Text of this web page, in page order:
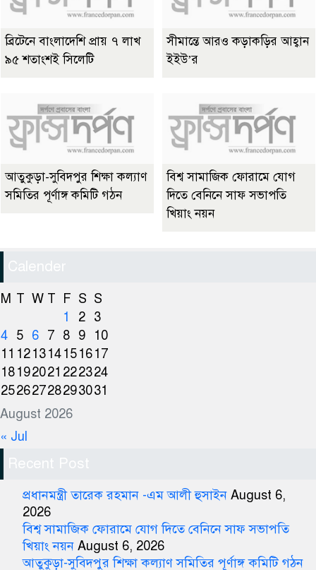
ব্রিটেনে বাংলাদেশি প্রায় ৭ লাখ
৯৫ শতাংশই সিলেটি
সীমান্তে আরও কড়াকড়ির আহ্বান
ইইউ’র
আতুকুড়া-সুবিদপুর শিক্ষা কল্যাণ
সমিতির পূর্ণাঙ্গ কমিটি গঠন
বিশ্ব সামাজিক ফোরামে যোগ
দিতে বেনিনে সাফ সভাপতি
খিয়াং নয়ন
Calender
August 2026
M T W T F S S
1
2 3
4 5 6 7 8 9
10
11 121314151617
18192021 222324
25262728293031
« Jul
Recent Post
প্রধানমন্ত্রী তারেক রহমান -এম আলী হুসাইন August 6,
2026
বিশ্ব সামাজিক ফোরামে যোগ দিতে বেনিনে সাফ সভাপতি
খিয়াং নয়ন August 6, 2026
আতুকুড়া-সুবিদপুর শিক্ষা কল্যাণ সমিতির পূর্ণাঙ্গ কমিটি গঠন